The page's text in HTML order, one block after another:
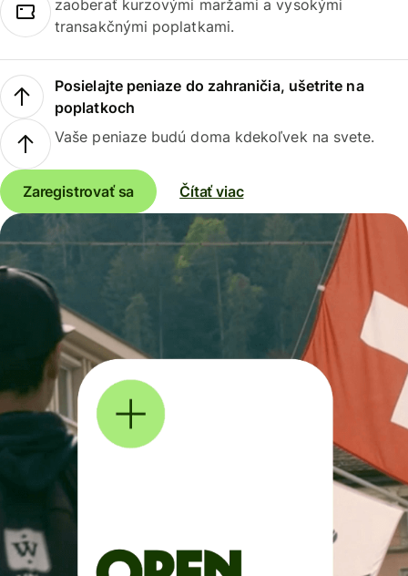
zaoberať kurzovými maržami a vysokými
transakčnými poplatkami.
Posielajte peniaze do zahraničia, ušetrite na
poplatkoch
Vaše peniaze budú doma kdekoľvek na svete.
Zaregistrovať sa Čítať viac